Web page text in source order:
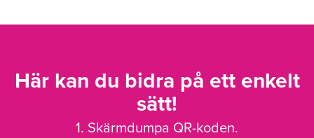
Här kan du bidra på ett enkelt
sätt!
1. Skärmdumpa QR-koden.